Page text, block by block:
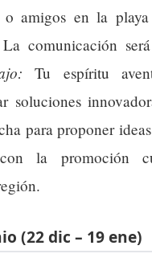
amigos en la
comunicación
Tu espíritu
soluciones
para proponer
con la promoción
(22 dic – 19 ene)